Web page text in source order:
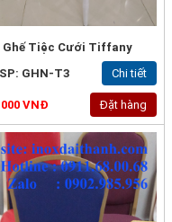
Ghế Tiệc Cưới Tiffany
GHN-T3
Chi tiết
VNĐ Đặt hàng